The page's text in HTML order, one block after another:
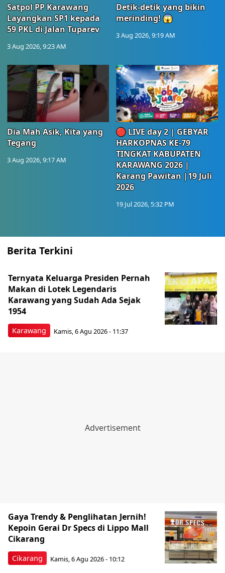
Satpol PP Karawang
Layangkan SP1 kepada
59 PKL di Jalan Tuparev
3 Aug 2026, 9:23 AM
Detik-detik yang bikin
merinding! 😱
3 Aug 2026, 9:19 AM
Dia Mah Asik, Kita yang
Tegang
3 Aug 2026, 9:17 AM
🔴 LIVE day 2 | GEBYAR
HARKOPNAS KE-79
TINGKAT KABUPATEN
KARAWANG 2026 |
Karang Pawitan |19 Juli
2026
19 Jul 2026, 5:32 PM
Berita Terkini
Karawang
Ternyata Keluarga Presiden Pernah
Makan di Lotek Legendaris
Karawang yang Sudah Ada Sejak
1954
Kamis, 6 Agu 2026 - 11:37
Cikarang
Gaya Trendy & Penglihatan Jernih!
Kepoin Gerai Dr Specs di Lippo Mall
Cikarang
Kamis, 6 Agu 2026 - 10:12